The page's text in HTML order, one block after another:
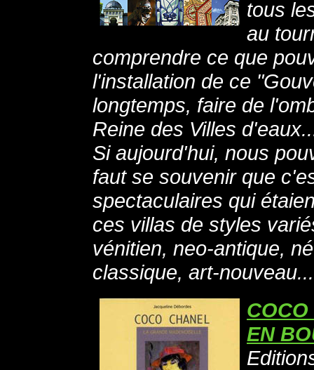
tous
au
comprendre ce que
l'installation de ce
longtemps, faire de
Reine des Villes
Si aujourd'hui, nous
faut se souvenir que
spectaculaires qui
ces villas de styles
vénitien, neo-antique,
classique, art-nouveau...
EN